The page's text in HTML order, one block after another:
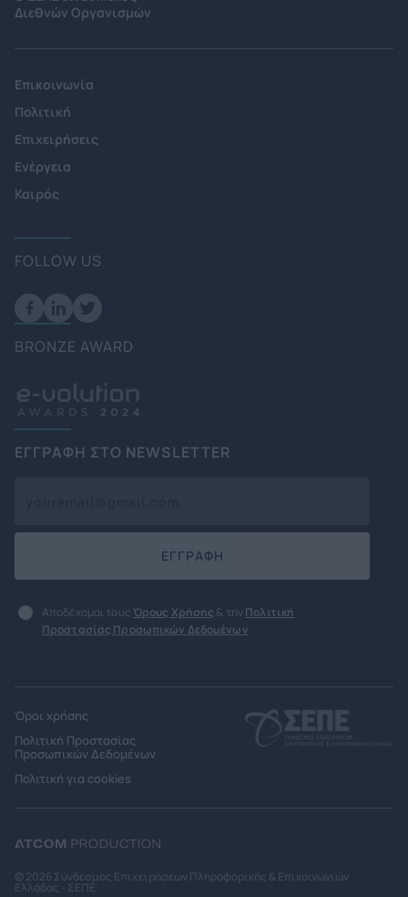
Διεθνών Οργανισμών
Επικοινωνία
Πολιτική
Επιχειρήσεις
Ενέργεια
Καιρός
FOLLOW US
BRONZE AWARD
ΕΓΓΡΑΦΗ ΣΤΟ NEWSLETTER
ΕΓΓΡΑΦΗ
Αποδέχομαι τους Όρους Χρήσης & την Πολιτική
Προστασίας Προσωπικών Δεδομένων
Όροι χρήσης
Πολιτική Προστασίας
Προσωπικών Δεδομένων
Πολιτική για cookies
© 2026 Σύνδεσμος Επιχειρήσεων Πληροφορικής & Επικοινωνιών
Ελλάδας - ΣΕΠΕ